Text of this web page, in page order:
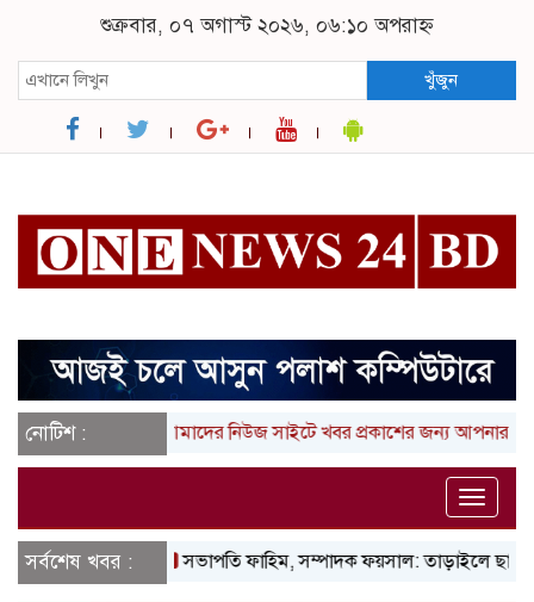
শুক্রবার, ০৭ অগাস্ট ২০২৬, ০৬:১০ অপরাহ্ন
খুঁজুন
নোটিশ : আমাদের নিউজ সাইটে খবর প্রকাশের জন্য আপনার লিখা
Toggle
সর্বশেষ খবর :সভাপতি ফাহিম, সম্পাদক ফয়সাল: তাড়াইলে ছাত্র অধিকার